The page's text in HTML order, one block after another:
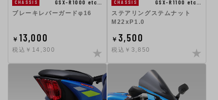
CHASSIS
GSX-R1000 etc…
ブレーキレバーガードφ16
￥ 13,000
税込￥14,300
CHASSIS
GSX-R1100 etc…
ステアリングステムナット
M22xP1.0
￥ 3,500
税込￥3,850